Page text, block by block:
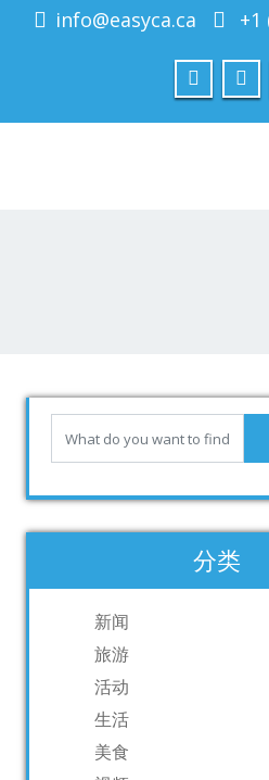
info@easyca.ca +1
分类
新闻
旅游
活动
生活
美食